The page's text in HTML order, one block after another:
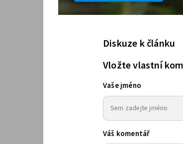
Diskuze k článku
Vložte vlastní
Vaše jméno
Váš komentář